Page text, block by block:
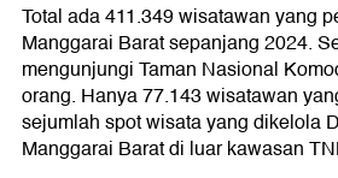
Total ada 411.349 wisatawan yang
Manggarai Barat sepanjang 2024.
mengunjungi Taman Nasional
orang. Hanya 77.143 wisatawan
sejumlah spot wisata yang dikelola
Manggarai Barat di luar kawasan